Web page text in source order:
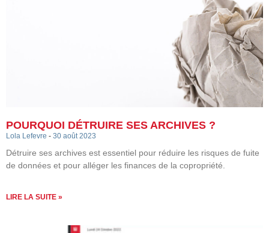
POURQUOI DÉTRUIRE SES ARCHIVES ?
Lola Lefevre 30 août 2023
Détruire ses archives est essentiel pour réduire les risques de fuite
de données et pour alléger les finances de la copropriété.
LIRE LA SUITE »